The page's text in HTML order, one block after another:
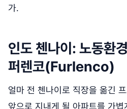
가.
인도 첸나이: 노동환
퍼렌코(Furlenco)
얼마 전 첸나이로 직장을 옮긴
앞으로 지내게 될 아파트를 가